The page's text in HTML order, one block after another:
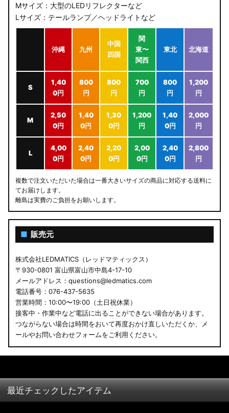
Mサイズ：大型のLEDリフレクターなど
Lサイズ：テールランプ／ヘッドライトなど
沖縄 九州
中国
四国
関
東〜
関西
東北 北海道
S
1,40
0円
800
円
800
円
700
円
800
円
1,200
円
M
2,50
0円
1,40
0円
1,30
0円
1,200
円
1,40
0円
2,000
円
L
4,00
0円
2,40
0円
2,20
0円
2,00
0円
2,40
0円
2,800
円
複数で注文いただいた場合は一番大きいサイズの商品に対応する送料に
てお届けします。
離島は実費のご負担をお願いします。
■ 販売元
株式会社LEDMATICS（レッドマティックス）
〒930-0801 富山県富山市中島4-17-10
メールアドレス：questions@ledmatics.com
電話番号：076-437-5635
営業時間：10:00〜19:00（土日祝休業）
接客中・作業中など電話に出ることができない場合があります。
つながらない場合は時間をおいて再度おかけ直しいただくか、メ
ールやお問い合わせフォームをご利用ください。
最近チェックしたアイテム